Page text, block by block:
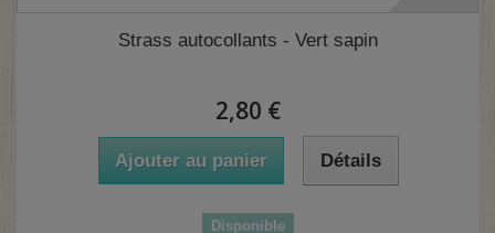
Strass autocollants - Vert sapin
2,80 €
Ajouter au panier Détails
Disponible